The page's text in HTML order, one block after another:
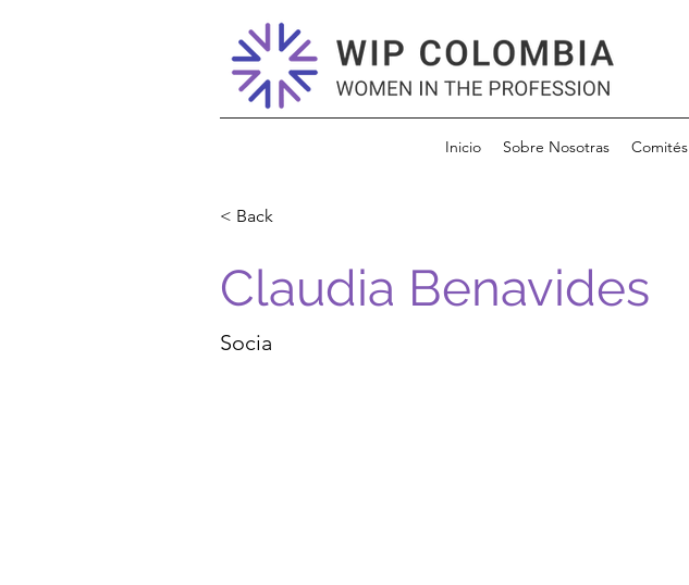
Inicio Sobre Nosotras Comités
< Back
Claudia Benavides
Socia